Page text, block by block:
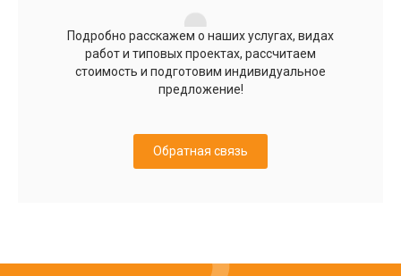
Подробно расскажем о наших услугах, видах
работ и типовых проектах, рассчитаем
стоимость и подготовим индивидуальное
предложение!
Обратная связь